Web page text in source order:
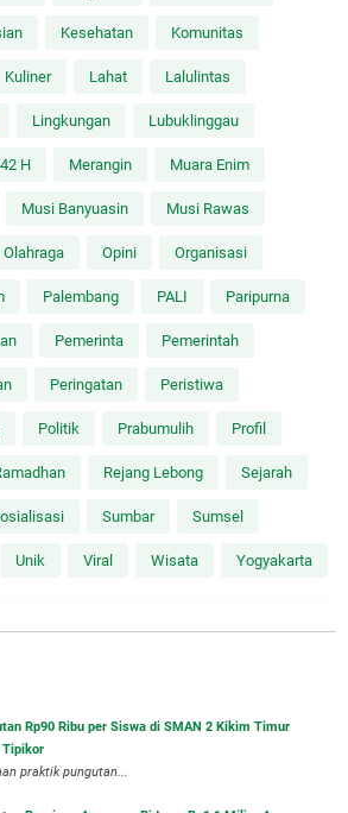
Kesehatan Komunitas
Kuliner Lahat Lalulintas
Lingkungan Lubuklinggau
H Merangin Muara Enim
Musi Banyuasin Musi Rawas
Olahraga Opini Organisasi
Palembang PALI Paripurna
Pemerinta Pemerintah
Peringatan Peristiwa
Politik Prabumulih Profil
Rejang Lebong Sejarah
Sumbar Sumsel
Unik Viral Wisata Yogyakarta
Rp90 Ribu per Siswa di SMAN 2 Kikim Timur
Tipikor
praktik pungutan...